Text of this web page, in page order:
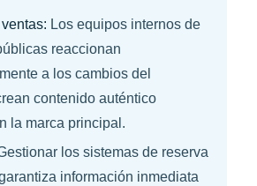
Los equipos internos de
reaccionan
a los cambios del
contenido auténtico
la marca principal.
los sistemas de reserva
información inmediata